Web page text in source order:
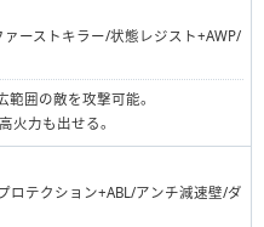
ァーストキラー/状態レジスト+AWP/
囲の敵を攻撃可能。
火力も出せる。
ロテクション+ABL/アンチ減速壁/ダ